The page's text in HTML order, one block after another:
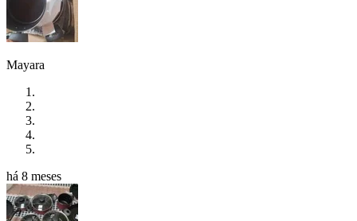
Mayara
há 8 meses